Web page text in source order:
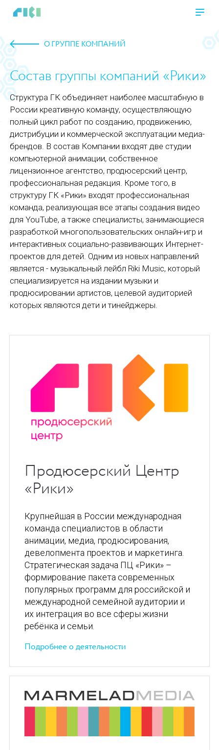
О ГРУППЕ КОМПАНИЙ
Состав группы компаний «Рики»
Структура ГК объединяет наиболее масштабную в
России креативную команду, осуществляющую
полный цикл работ по созданию, продвижению,
дистрибуции и коммерческой эксплуатации медиа-
брендов. В состав Компании входят две студии
компьютерной анимации, собственное
лицензионное агентство, продюсерский центр,
профессиональная редакция. Кроме того, в
структуру ГК «Рики» входят профессиональная
команда, реализующая все этапы создания видео
для YouTube, а также специалисты, занимающиеся
разработкой многопользовательских онлайн-игр и
интерактивных социально-развивающих Интернет-
проектов для детей. Одним из новых направлений
является - музыкальный лейбл Riki Music, который
специализируется на издании музыки и
продюсировании артистов, целевой аудиторией
которых являются дети и тинейджеры.
Продюсерский Центр
«Рики»
Крупнейшая в России международная
команда специалистов в области
анимации, медиа, продюсирования,
девелопмента проектов и маркетинга.
Стратегическая задача ПЦ «Рики» –
формирование пакета современных
популярных программ для российской и
международной семейной аудитории и
их интеграция во все сферы жизни
ребёнка и семьи.
Подробнее о деятельности